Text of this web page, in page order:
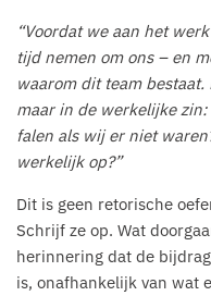
“Voordat we aan het
tijd nemen om ons – en
waarom dit team
maar in de werkelijke
falen als wij er niet
werkelijk op?”
Dit is geen retorische
Schrijf ze op. Wat
herinnering dat de
is, onafhankelijk van wat